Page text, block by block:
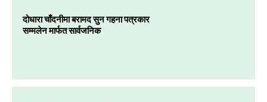
दोधारा चाँदनीमा बरामद सुन गहना पत्रकार
सम्मलेन मार्फत सार्वजनिक